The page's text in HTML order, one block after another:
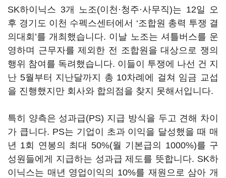
SK하이닉스 3개 노조(이천·청주·사무직)는 12일 오
후 경기도 이천 수펙스센터에서 ‘조합원 총력 투쟁 결
의대회’를 개최했습니다. 이날 노조는 셔틀버스를 운
영하며 근무자를 제외한 전 조합원을 대상으로 쟁의
행위 참여를 독려했습니다. 이들이 투쟁에 나선 건 지
난 5월부터 지난달까지 총 10차례에 걸쳐 임금 교섭
을 진행했지만 회사와 합의점을 찾지 못해서입니다.
특히 양측은 성과급(PS) 지급 방식을 두고 견해 차이
가 큽니다. PS는 기업이 초과 이익을 달성했을 때 매
년 1회 연봉의 최대 50%(월 기본급의 1000%)를 구
성원들에게 지급하는 성과급 제도를 뜻합니다. SK하
이닉스는 매년 영업이익의 10%를 재원으로 삼아 개